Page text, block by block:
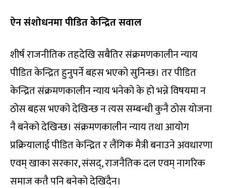
ऐन संशोधनमा पीडित केन्द्रित सवाल
शीर्ष राजनीतिक तहदेखि सबैतिर संक्रमणकालीन न्याय
पीडित केन्द्रित हुनुपर्ने बहस भएको सुनिन्छ। तर पीडित
केन्द्रित संक्रमणकालीन न्याय भनेको के हो भन्ने विषयमा न
ठोस बहस भएको देखिन्छ न त्यस सम्बन्धी कुनै ठोस योजना
नै बनेको देखिन्छ। संक्रमणकालीन न्याय तथा आयोग
प्रक्रियालाई पीडित केन्द्रित र लैंगिक मैत्री बनाउने अवधारणा
एवम् खाका सरकार, संसद्, राजनैतिक दल एवम् नागरिक
समाज कतै पनि बनेको देखिंदैन।